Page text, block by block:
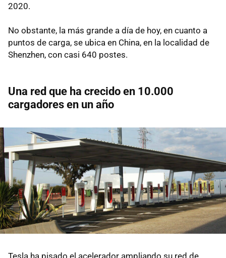
2020.
No obstante, la más grande a día de hoy, en cuanto a
puntos de carga, se ubica en China, en la localidad de
Shenzhen, con casi 640 postes.
Una red que ha crecido en 10.000
cargadores en un año
Tesla ha pisado el acelerador ampliando su red de